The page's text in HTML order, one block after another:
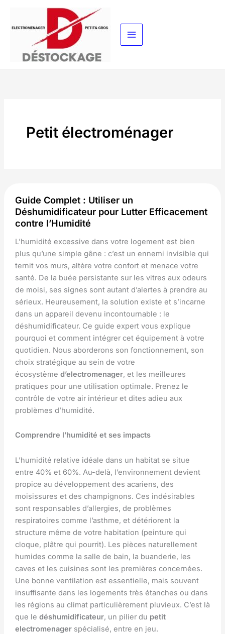
contenu
Petit électroménager
Guide Complet : Utiliser un
Déshumidificateur pour Lutter Efficacement
contre l’Humidité
L’humidité excessive dans votre logement est bien
plus qu’une simple gêne : c’est un ennemi invisible qui
ternit vos murs, altère votre confort et menace votre
santé. De la buée persistante sur les vitres aux odeurs
de moisi, ses signes sont autant d’alertes à prendre au
sérieux. Heureusement, la solution existe et s’incarne
dans un appareil devenu incontournable : le
déshumidificateur. Ce guide expert vous explique
pourquoi et comment intégrer cet équipement à votre
quotidien. Nous aborderons son fonctionnement, son
choix stratégique au sein de votre
écosystème d’electromenager, et les meilleures
pratiques pour une utilisation optimale. Prenez le
contrôle de votre air intérieur et dites adieu aux
problèmes d’humidité.
Comprendre l’humidité et ses impacts
L’humidité relative idéale dans un habitat se situe
entre 40% et 60%. Au-delà, l’environnement devient
propice au développement des acariens, des
moisissures et des champignons. Ces indésirables
sont responsables d’allergies, de problèmes
respiratoires comme l’asthme, et détériorent la
structure même de votre habitation (peinture qui
cloque, plâtre qui pourrit). Les pièces naturellement
humides comme la salle de bain, la buanderie, les
caves et les cuisines sont les premières concernées.
Une bonne ventilation est essentielle, mais souvent
insuffisante dans les logements très étanches ou dans
les régions au climat particulièrement pluvieux. C’est là
que le déshumidificateur, un pilier du petit
electromenagerspécialisé, entre en jeu.